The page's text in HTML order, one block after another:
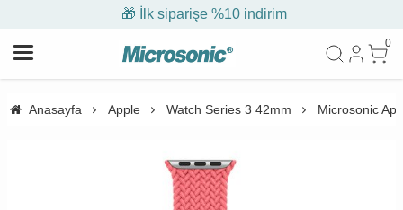
🎁 İlk siparişe %10 indirim
0
Anasayfa Apple Watch Series 3 42mm Microsonic